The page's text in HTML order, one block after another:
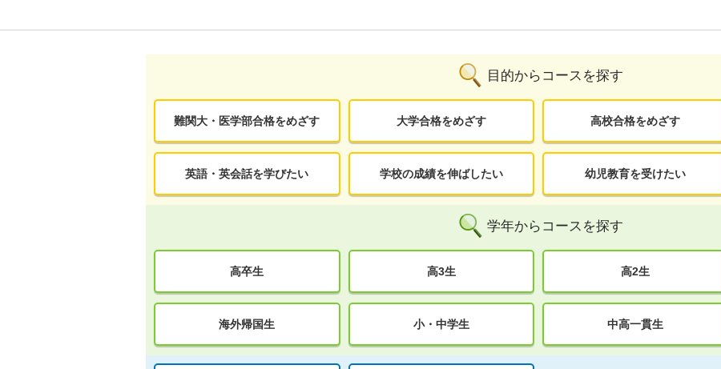
目的からコースを探す
難関大・医学部合格をめざす 大学合格をめざす 高校合格をめざす
英語・英会話を学びたい 学校の成績を伸ばしたい 幼児教育を受けたい
学年からコースを探す
高卒生 高3生 高2生
海外帰国生 小・中学生 中高一貫生